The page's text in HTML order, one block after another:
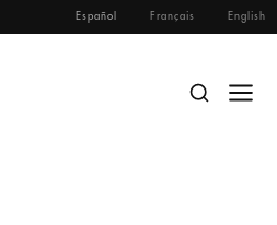
Español Français English